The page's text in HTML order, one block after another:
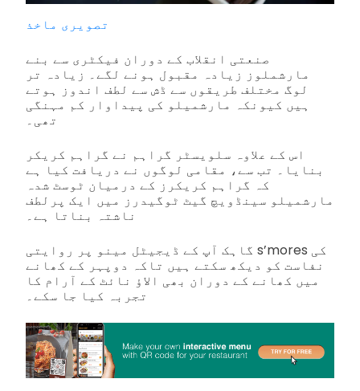
تصویری ماخذ
صنعتی انقلاب کے دوران فیکٹری سے بنے
مارشملوز زیادہ مقبول ہونے لگے۔ زیادہ تر
لوگ مختلف طریقوں سے ڈش سے لطف اندوز ہوتے
ہیں کیونکہ مارشمیلو کی پیداوار کم مہنگی
تھی۔
اس کے علاوہ سلویسٹر گراہم نے گراہم کریکر
بنایا۔ تب سے، مقامی لوگوں نے دریافت کیا ہے
کہ گراہم کریکرز کے درمیان ٹوسٹ شدہ
مارشمیلو سینڈویچ گیٹ ٹوگیدرز میں ایک پرلطف
ناشتہ بناتا ہے۔
گاہک آپ کے ڈیجیٹل مینو پر روایتی s’mores کی
نفاست کو دیکھ سکتے ہیں تاکہ دوپہر کے کھانے
میں کھانے کے دوران بھی الاؤ نائٹ کے آرام کا
تجربہ کیا جا سکے۔